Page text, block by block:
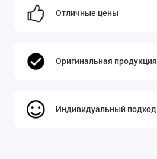
Отличные цены
Оригинальная продукция
Индивидуальный подход